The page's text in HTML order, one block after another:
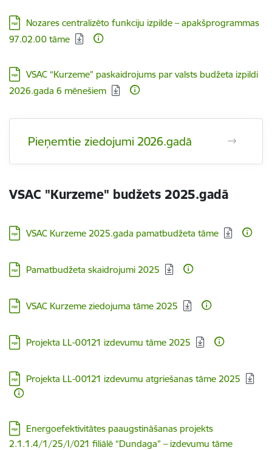
Lejupielādēt:
Nozares centralizēto funkciju izpilde – apakšprogrammas
97.02.00 tāme
Lejupielādēt:
VSAC “Kurzeme” paskaidrojums par valsts budžeta izpildi
2026.gada 6 mēnešiem
Pieņemtie ziedojumi 2026.gadā
VSAC "Kurzeme" budžets 2025.gadā
Lejupielādēt:
VSAC Kurzeme 2025.gada pamatbudžeta tāme
Lejupielādēt:
Pamatbudžeta skaidrojumi 2025
Lejupielādēt:
VSAC Kurzeme ziedojuma tāme 2025
Lejupielādēt:
Projekta LL-00121 izdevumu tāme 2025
Lejupielādēt:
Projekta LL-00121 izdevumu atgriešanas tāme 2025
Lejupielādēt:
Energoefektivitātes paaugstināšanas projekts
2.1.1.4/1/25/I/021 filiālē “Dundaga” – izdevumu tāme